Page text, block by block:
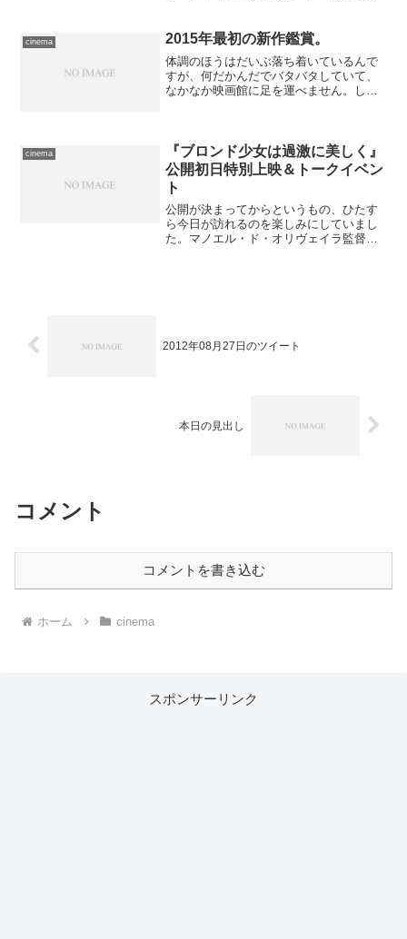
トム・デサント、ロレンツォ・ディ・...
cinema 2015年最初の新作鑑賞。
体調のほうはだいぶ落ち着いているんで
すが、何だかんだでバタバタしていて、
なかなか映画館に足を運べません。しか
らはふたたび封切りが始ま...
cinema
『ブロンド少女は過激に美しく』
公開初日特別上映＆トークイベン
ト
公開が決まってからというもの、ひたす
ら今日が訪れるのを楽しみにしていまし
た。マノエル・ド・オリヴェイラ監督の
2012年08月27日のツイート
本日の見出し
コメント
コメントを書き込む
ホーム cinema
スポンサーリンク